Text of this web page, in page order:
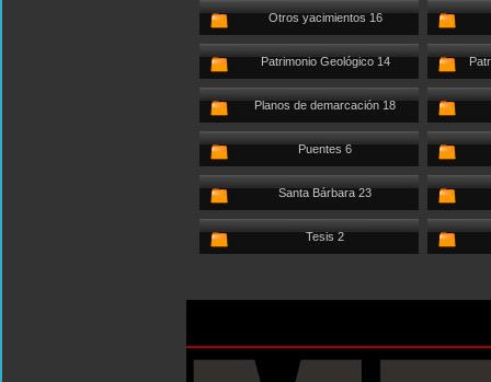
Otros yacimientos 16
Patrimonio Geológico 14
Planos de demarcación 18
Puentes 6
Santa Bárbara 23
Tesis 2